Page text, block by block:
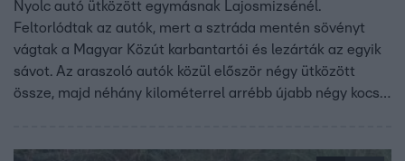
Nyolc autó ütközött egymásnak Lajosmizsénél.
Feltorlódtak az autók, mert a sztráda mentén sövényt
vágtak a Magyar Közút karbantartói és lezárták az egyik
sávot. Az araszoló autók közül először négy ütközött
össze, majd néhány kilométerrel arrébb újabb négy kocsi